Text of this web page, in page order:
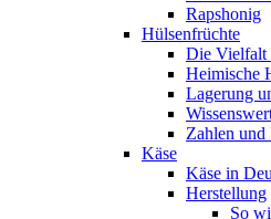
Rapshonig
Hülsenfrüchte
Die Vielfalt
Heimische
Lagerung
Zahlen und
Käse
Käse in
Herstellung
So